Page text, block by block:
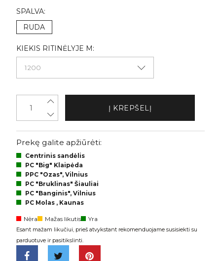
SPALVA:
RUDA
KIEKIS RITINĖLYJE M:
Į KREPŠELĮ
Prekę galite apžiūrėti:
Centrinis sandėlis
PC "Big" Klaipėda
PPC "Ozas", Vilnius
PC "Bruklinas" Šiauliai
PC "Banginis", Vilnius
PC Molas , Kaunas
Nėra Mažas likutis Yra
Esant mažam likučiui, prieš atvykstant rekomenduojame susisiekti su
parduotuve ir pasitikslinti.